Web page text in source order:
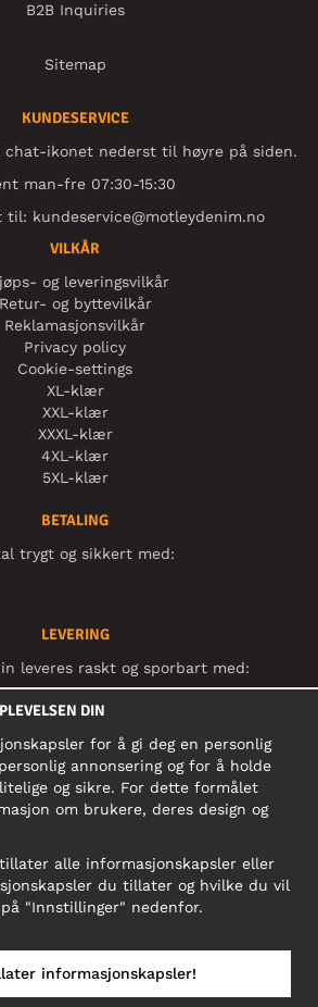
B2B Inquiries
Sitemap
KUNDESERVICE
ikonet nederst til høyre på siden.
man-fre 07:30-15:30
til: kundeservice@motleydenim.no
VILKÅR
og leveringsvilkår
Retur- og byttevilkår
Reklamasjonsvilkår
Privacy policy
Cookie-settings
XL-klær
XXL-klær
XXXL-klær
4XL-klær
5XL-klær
BETALING
trygt og sikkert med:
LEVERING
leveres raskt og sporbart med:
SOSIALE MEDIER
Denim Norge AS
911 891 581 MVA
adressen til å sende produkter i retur!
DIN
for å gi deg en personlig
annonsering og for å holde
og sikre. For dette formålet
om brukere, deres design og
alle informasjonskapsler eller
du tillater og hvilke du vil
"Innstillinger" nedenfor.
informasjonskapsler!